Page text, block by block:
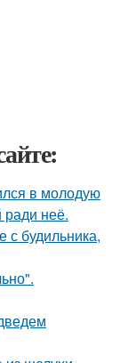
в молодую
ради неё.
с будильника,